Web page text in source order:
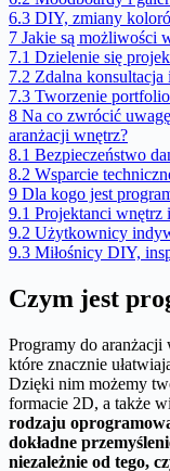
6.3 DIY, zmiany
7 Jakie są możliwości
7.1 Dzielenie się
7.2 Zdalna
7.3 Tworzenie
8 Na co zwrócić
aranżacji wnętrz?
8.1 Bezpieczeństwo
8.2 Wsparcie
9 Dla kogo jest
9.1 Projektanci wnętrz
9.2 Użytkownicy
9.3 Miłośnicy DIY,
Czym jest
Programy do aranżacji
które znacznie
Dzięki nim możemy
formacie 2D, a także
rodzaju
dokładne
niezależnie od tego,